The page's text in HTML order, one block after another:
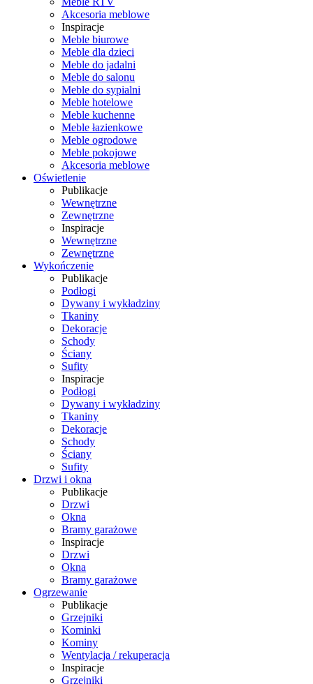
Akcesoria meblowe
Inspiracje
Meble biurowe
Meble dla dzieci
Meble do jadalni
Meble do salonu
Meble do sypialni
Meble hotelowe
Meble kuchenne
Meble łazienkowe
Meble ogrodowe
Meble pokojowe
Akcesoria meblowe
Oświetlenie
Publikacje
Wewnętrzne
Zewnętrzne
Inspiracje
Wewnętrzne
Zewnętrzne
Wykończenie
Publikacje
Podłogi
Dywany i wykładziny
Tkaniny
Dekoracje
Schody
Ściany
Sufity
Inspiracje
Podłogi
Dywany i wykładziny
Tkaniny
Dekoracje
Schody
Ściany
Sufity
Drzwi i okna
Publikacje
Drzwi
Okna
Bramy garażowe
Inspiracje
Drzwi
Okna
Bramy garażowe
Ogrzewanie
Publikacje
Grzejniki
Kominki
Kominy
Wentylacja / rekuperacja
Inspiracje
Grzejniki